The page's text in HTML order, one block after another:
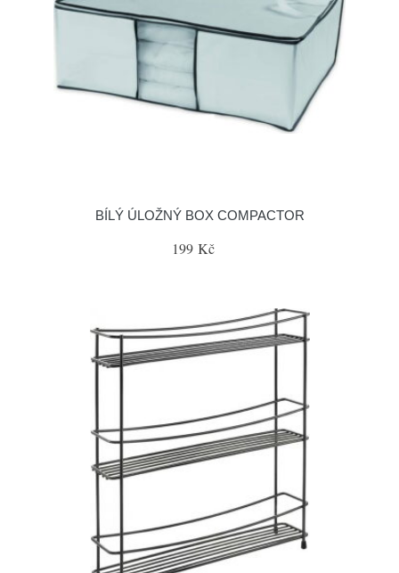
BÍLÝ ÚLOŽNÝ BOX COMPACTOR
199 Kč